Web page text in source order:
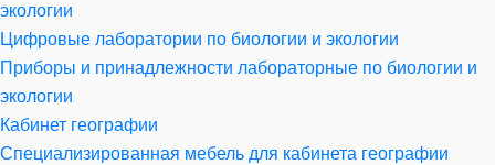
экологии
Цифровые лаборатории по биологии и экологии
Приборы и принадлежности лабораторные по биологии и
экологии
Кабинет географии
Специализированная мебель для кабинета географии